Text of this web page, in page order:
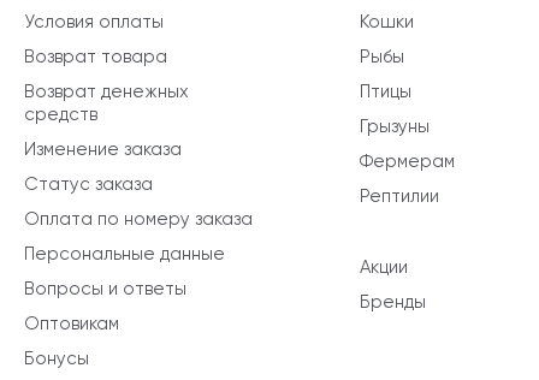
Кошки
Рыбы
Птицы
Грызуны
Фермерам
Рептилии
Акции
Бренды
Условия оплаты
Возврат товара
Возврат денежных
средств
Изменение заказа
Статус заказа
Оплата по номеру заказа
Персональные данные
Вопросы и ответы
Оптовикам
Бонусы